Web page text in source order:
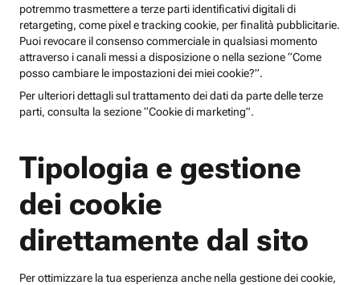
potremmo trasmettere a terze parti identificativi digitali di
retargeting, come pixel e tracking cookie, per finalità pubblicitarie.
Puoi revocare il consenso commerciale in qualsiasi momento
attraverso i canali messi a disposizione o nella sezione “Come
posso cambiare le impostazioni dei miei cookie?”.
Per ulteriori dettagli sul trattamento dei dati da parte delle terze
parti, consulta la sezione “Cookie di marketing”.
Tipologia e gestione
dei cookie
direttamente dal sito
Per ottimizzare la tua esperienza anche nella gestione dei cookie,